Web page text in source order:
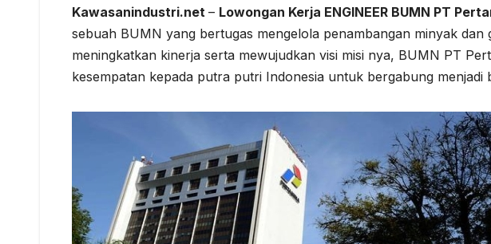
Kawasanindustri.net – Lowongan Kerja ENGINEER BUMN PT
sebuah BUMN yang bertugas mengelola penambangan minyak dan
meningkatkan kinerja serta mewujudkan visi misi nya, BUMN PT
kesempatan kepada putra putri Indonesia untuk bergabung menjadi